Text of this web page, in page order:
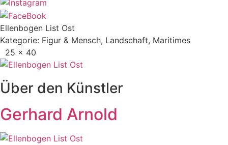
Ellenbogen List Ost
Kategorie: Figur & Mensch, Landschaft, Maritimes
25 x 40
Über den Künstler
Gerhard Arnold